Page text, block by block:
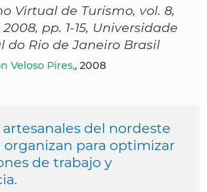
Virtual de Turismo, vol. 8,
2008, pp. 1-15, Universidade
do Rio de Janeiro Brasil
Veloso Pires,, 2008
artesanales del nordeste
organizan para optimizar
de trabajo y